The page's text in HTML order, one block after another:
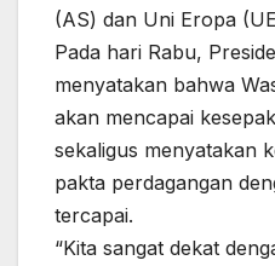
(AS) dan Uni Eropa
Pada hari Rabu,
menyatakan bahwa
akan mencapai
sekaligus menyatakan
pakta perdagangan
tercapai.
“Kita sangat dekat